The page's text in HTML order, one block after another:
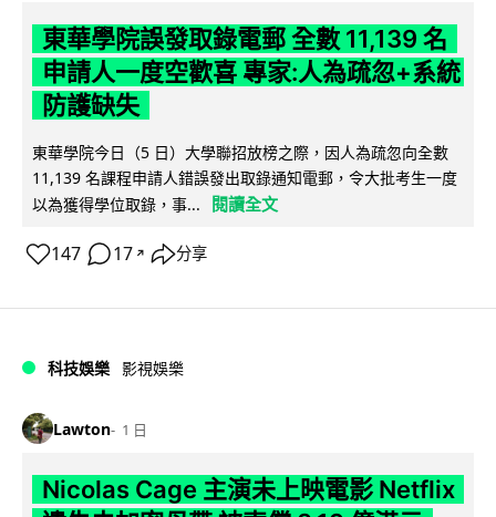
東華學院誤發取錄電郵 全數 11,139 名
申請人一度空歡喜 專家:人為疏忽+系統
防護缺失
東華學院今日（5 日）大學聯招放榜之際，因人為疏忽向全數
11,139 名課程申請人錯誤發出取錄通知電郵，令大批考生一度
以為獲得學位取錄，事...
閱讀全文
147 17 ↗ 分享
科技娛樂 影視娛樂
Lawton 1 日
Nicolas Cage 主演未上映電影 Netflix